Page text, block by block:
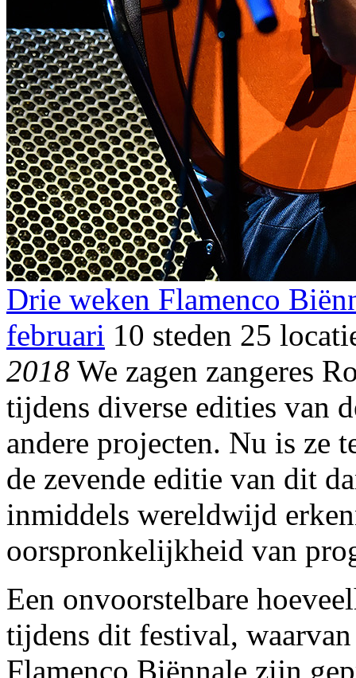
Drie weken Flamenco
februari 10 steden 25
2018 We zagen zangeres
tijdens diverse edities van
andere projecten. Nu is ze
de zevende editie van dit
inmiddels wereldwijd
oorspronkelijkheid van
Een onvoorstelbare
tijdens dit festival,
Flamenco Biënnale zijn